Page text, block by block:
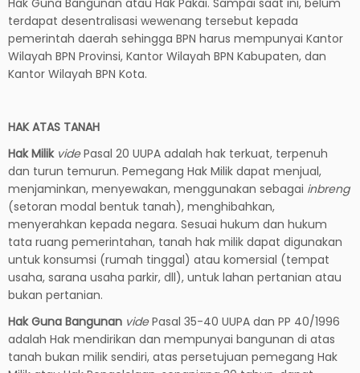
terdapat desentralisasi wewenang tersebut kepada
pemerintah daerah sehingga BPN harus mempunyai Kantor
Wilayah BPN Provinsi, Kantor Wilayah BPN Kabupaten, dan
Kantor Wilayah BPN Kota.
HAK ATAS TANAH
Hak Milik videPasal 20 UUPA adalah hak terkuat, terpenuh
dan turun temurun. Pemegang Hak Milik dapat menjual,
menjaminkan, menyewakan, menggunakan sebagai inbreng
(setoran modal bentuk tanah), menghibahkan,
menyerahkan kepada negara. Sesuai hukum dan hukum
tata ruang pemerintahan, tanah hak milik dapat digunakan
untuk konsumsi (rumah tinggal) atau komersial (tempat
usaha, sarana usaha parkir, dll), untuk lahan pertanian atau
bukan pertanian.
Hak Guna Bangunan videPasal 35-40 UUPA dan PP 40/1996
adalah Hak mendirikan dan mempunyai bangunan di atas
tanah bukan milik sendiri, atas persetujuan pemegang Hak